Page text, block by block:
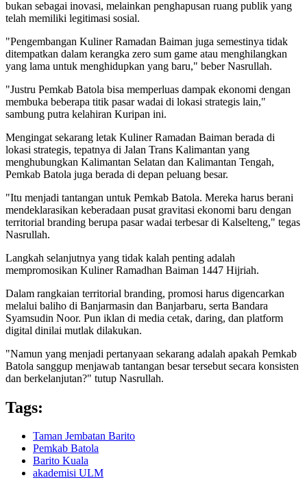
bukan sebagai inovasi, melainkan penghapusan ruang publik yang
telah memiliki legitimasi sosial.
"Pengembangan Kuliner Ramadan Baiman juga semestinya tidak
ditempatkan dalam kerangka zero sum game atau menghilangkan
yang lama untuk menghidupkan yang baru," beber Nasrullah.
"Justru Pemkab Batola bisa memperluas dampak ekonomi dengan
membuka beberapa titik pasar wadai di lokasi strategis lain,"
sambung putra kelahiran Kuripan ini.
Mengingat sekarang letak Kuliner Ramadan Baiman berada di
lokasi strategis, tepatnya di Jalan Trans Kalimantan yang
menghubungkan Kalimantan Selatan dan Kalimantan Tengah,
Pemkab Batola juga berada di depan peluang besar.
"Itu menjadi tantangan untuk Pemkab Batola. Mereka harus berani
mendeklarasikan keberadaan pusat gravitasi ekonomi baru dengan
territorial branding berupa pasar wadai terbesar di Kalselteng," tegas
Nasrullah.
Langkah selanjutnya yang tidak kalah penting adalah
mempromosikan Kuliner Ramadhan Baiman 1447 Hijriah.
Dalam rangkaian territorial branding, promosi harus digencarkan
melalui baliho di Banjarmasin dan Banjarbaru, serta Bandara
Syamsudin Noor. Pun iklan di media cetak, daring, dan platform
digital dinilai mutlak dilakukan.
"Namun yang menjadi pertanyaan sekarang adalah apakah Pemkab
Batola sanggup menjawab tantangan besar tersebut secara konsisten
dan berkelanjutan?" tutup Nasrullah.
Tags:
Taman Jembatan Barito
Pemkab Batola
Barito Kuala
akademisi ULM